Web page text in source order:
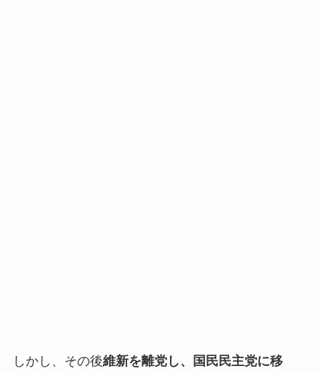
しかし、その後維新を離党し、国民民主党に移